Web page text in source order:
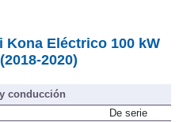
Kona Eléctrico 100 kW
2020)
conducción
De serie